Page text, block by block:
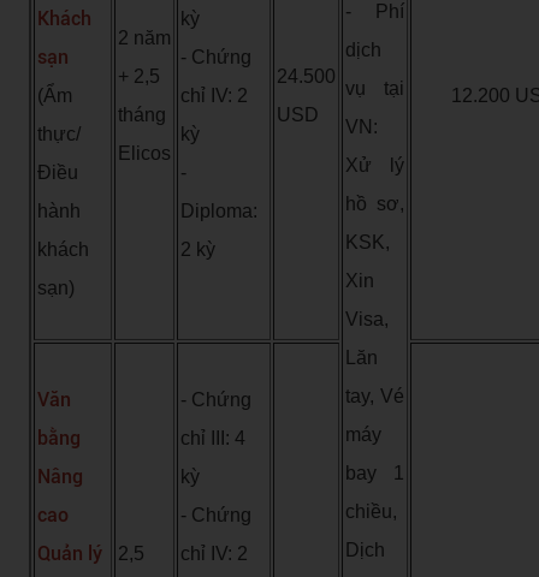
- Phí
dịch
vụ tại
VN:
Xử lý
hồ sơ,
KSK,
Xin
Visa,
Lăn
tay, Vé
máy
bay 1
chiều,
Dịch
Khách
sạn
(Ẩm
thực/
Điều
hành
khách
sạn)
2 năm
+ 2,5
tháng
Elicos
kỳ
- Chứng
chỉ IV: 2
kỳ
-
Diploma:
2 kỳ
24.500
USD
12.200
Văn
bằng
Nâng
cao
Quản lý
2,5
- Chứng
chỉ III: 4
kỳ
- Chứng
chỉ IV: 2